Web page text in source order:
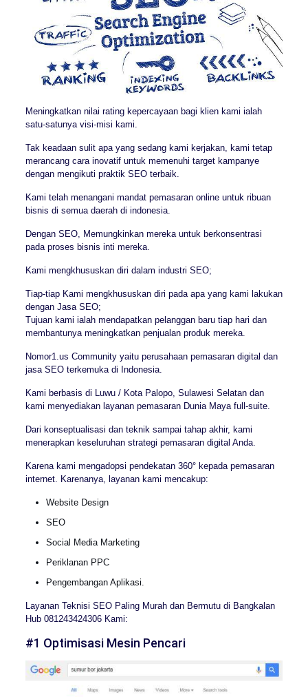
Meningkatkan nilai rating kepercayaan bagi klien kami ialah
satu-satunya visi-misi kami.
Tak keadaan sulit apa yang sedang kami kerjakan, kami tetap
merancang cara inovatif untuk memenuhi target kampanye
dengan mengikuti praktik SEO terbaik.
Kami telah menangani mandat pemasaran online untuk ribuan
bisnis di semua daerah di indonesia.
Dengan SEO, Memungkinkan mereka untuk berkonsentrasi
pada proses bisnis inti mereka.
Kami mengkhususkan diri dalam industri SEO;
Tiap-tiap Kami mengkhususkan diri pada apa yang kami lakukan
dengan Jasa SEO;
Tujuan kami ialah mendapatkan pelanggan baru tiap hari dan
membantunya meningkatkan penjualan produk mereka.
Nomor1.us Community yaitu perusahaan pemasaran digital dan
jasa SEO terkemuka di Indonesia.
Kami berbasis di Luwu / Kota Palopo, Sulawesi Selatan dan
kami menyediakan layanan pemasaran Dunia Maya full-suite.
Dari konseptualisasi dan teknik sampai tahap akhir, kami
menerapkan keseluruhan strategi pemasaran digital Anda.
Karena kami mengadopsi pendekatan 360° kepada pemasaran
internet. Karenanya, layanan kami mencakup:
Website Design
SEO
Social Media Marketing
Periklanan PPC
Pengembangan Aplikasi.
Layanan Teknisi SEO Paling Murah dan Bermutu di Bangkalan
Hub 081243424306 Kami:
#1 Optimisasi Mesin Pencari